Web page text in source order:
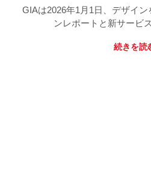
GIAは2026年1月1日、デザイ
ンレポートと新サービ
続きを読